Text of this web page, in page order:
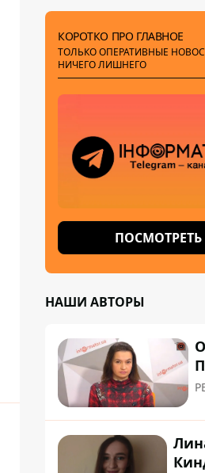
КОРОТКО ПРО ГЛАВНОЕ
ТОЛЬКО ОПЕРАТИВНЫЕ
НИЧЕГО ЛИШНЕГО
ПОСМОТРЕТЬ
НАШИ АВТОРЫ